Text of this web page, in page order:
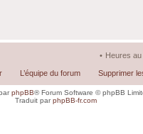
Heures
Supprimer
L’équipe du forum
phpBB® Forum Software © phpBB
Traduit parphpBB-fr.com